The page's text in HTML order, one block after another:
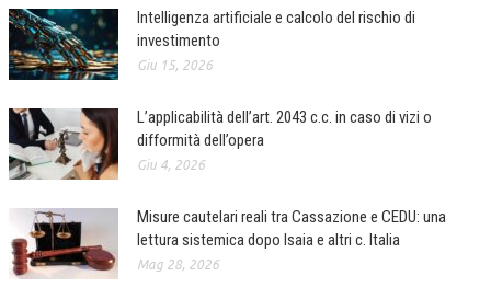
ECONOMIA
CORPORATE SOCIAL RESPONSIBILITY
ECONOMIA DELL’ARTE
INTERNAZIONALIZZAZIONE
RISORSE UMANE
MARKETING
Intelligenza artificiale e calcolo del rischio di
investimento
Giu 15, 2026
L’applicabilità dell’art. 2043 c.c. in caso di vizi o
difformità dell’opera
Giu 4, 2026
Misure cautelari reali tra Cassazione e CEDU: una
lettura sistemica dopo Isaia e altri c. Italia
Mag 28, 2026